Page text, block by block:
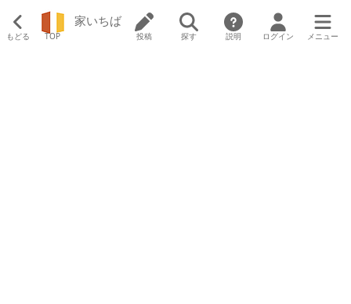
もどる TOP
家いちば
投稿 探す 説明 ログイン メニュー